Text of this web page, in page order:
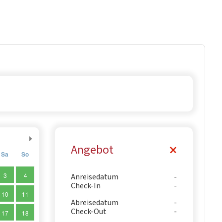
Sa So
3 4
10 11
17 18
Angebot
Anreisedatum
Check-In
Abreisedatum
Check-Out